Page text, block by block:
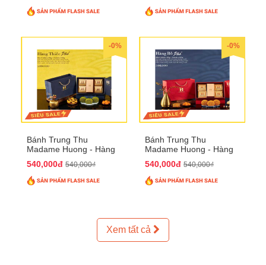
-0%
Bánh Trung Thu
Madame Huong - Hàng
540,000đ 540,000₫
-0%
Bánh Trung Thu
Madame Huong - Hàng
540,000đ 540,000₫
Xem tất cả